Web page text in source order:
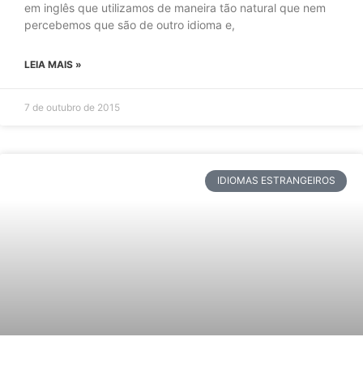
em inglês que utilizamos de maneira tão natural que nem
percebemos que são de outro idioma e,
LEIA MAIS »
7 de outubro de 2015
IDIOMAS ESTRANGEIROS